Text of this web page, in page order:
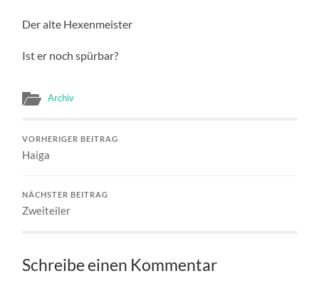
Der alte Hexenmeister
Ist er noch spürbar?
Archiv
VORHERIGER BEITRAG
Haiga
NÄCHSTER BEITRAG
Zweiteiler
Schreibe einen Kommentar